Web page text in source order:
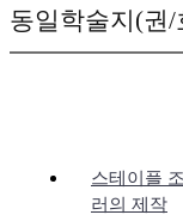
동일학술지(권/
스테이플
러의 제작